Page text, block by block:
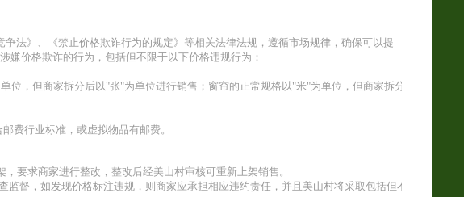
法》、《禁止价格欺诈行为的规定》等相关法律法规，遵循市场规律，确保可以提
价格欺诈的行为，包括但不限于以下价格违规行为：
，但商家拆分后以"张"为单位进行销售；窗帘的正常规格以"米"为单位，但商家拆分后
费行业标准，或虚拟物品有邮费。
要求商家进行整改，整改后经美山村审核可重新上架销售。
督，如发现价格标注违规，则商家应承担相应违约责任，并且美山村将采取包括但不